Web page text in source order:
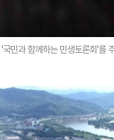
민과 함께하는 민생토론회'를